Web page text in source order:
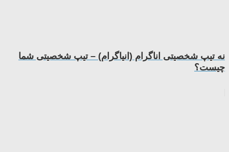
نه تیپ شخصیتی اناگرام (انیاگرام) – تیپ شخصیتی شما
چیست؟